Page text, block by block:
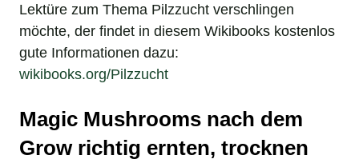
Lektüre zum Thema Pilzzucht verschlingen
möchte, der findet in diesem Wikibooks kostenlos
gute Informationen dazu:
wikibooks.org/Pilzzucht
Magic Mushrooms nach dem
Grow richtig ernten, trocknen